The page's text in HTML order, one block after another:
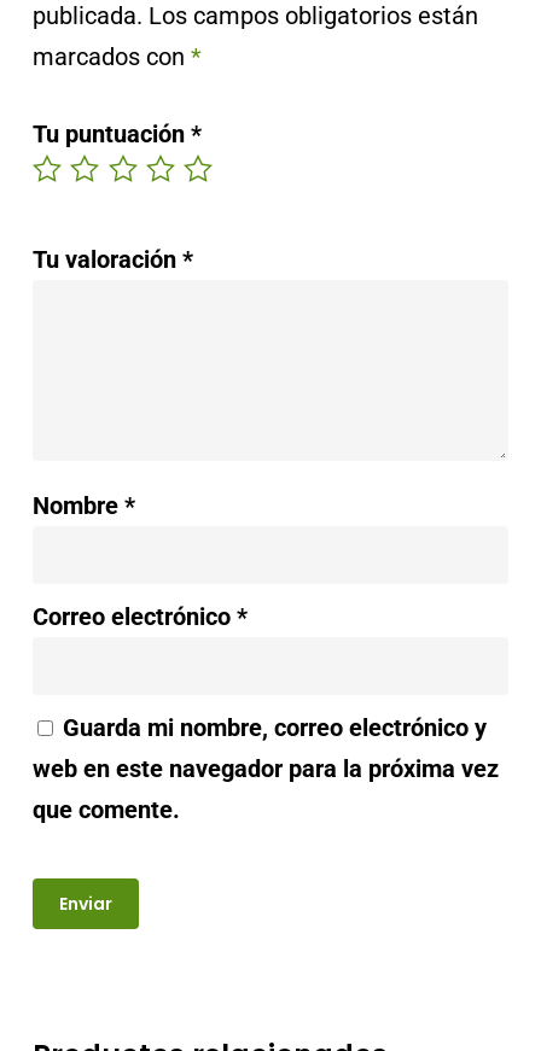
publicada. Los campos obligatorios están
marcados con *
Tu puntuación *
Tu valoración *
Nombre *
Correo electrónico *
Guarda mi nombre, correo electrónico y
web en este navegador para la próxima vez
que comente.